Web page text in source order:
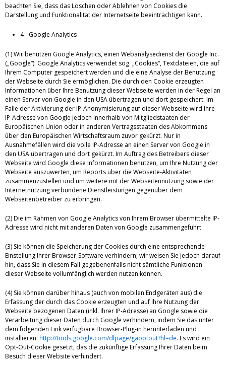
beachten Sie, dass das Löschen oder Ablehnen von Cookies die
Darstellung und Funktionalität der Internetseite beeinträchtigen kann.
4 - Google Analytics
(1) Wir benutzen Google Analytics, einen Webanalysedienst der Google Inc.
(„Google“). Google Analytics verwendet sog. „Cookies“, Textdateien, die auf
Ihrem Computer gespeichert werden und die eine Analyse der Benutzung
der Webseite durch Sie ermöglichen. Die durch den Cookie erzeugten
Informationen über Ihre Benutzung dieser Webseite werden in der Regel an
einen Server von Google in den USA übertragen und dort gespeichert. Im
Falle der Aktivierung der IP-Anonymisierung auf dieser Webseite wird Ihre
IP-Adresse von Google jedoch innerhalb von Mitgliedstaaten der
Europäischen Union oder in anderen Vertragsstaaten des Abkommens
über den Europäischen Wirtschaftsraum zuvor gekürzt. Nur in
Ausnahmefällen wird die volle IP-Adresse an einen Server von Google in
den USA übertragen und dort gekürzt. Im Auftrag des Betreibers dieser
Webseite wird Google diese Informationen benutzen, um Ihre Nutzung der
Webseite auszuwerten, um Reports über die Webseite-Aktivitäten
zusammenzustellen und um weitere mit der Webseitennutzung sowie der
Internetnutzung verbundene Dienstleistungen gegenüber dem
Webseitenbetreiber zu erbringen.
(2) Die im Rahmen von Google Analytics von Ihrem Browser übermittelte IP-
Adresse wird nicht mit anderen Daten von Google zusammengeführt.
(3) Sie können die Speicherung der Cookies durch eine entsprechende
Einstellung Ihrer Browser-Software verhindern; wir weisen Sie jedoch darauf
hin, dass Sie in diesem Fall gegebenenfalls nicht sämtliche Funktionen
dieser Webseite vollumfänglich werden nutzen können.
(4) Sie können darüber hinaus (auch von mobilen Endgeräten aus) die
Erfassung der durch das Cookie erzeugten und auf Ihre Nutzung der
Webseite bezogenen Daten (inkl. Ihrer IP-Adresse) an Google sowie die
Verarbeitung dieser Daten durch Google verhindern, indem Sie das unter
dem folgenden Link verfügbare Browser-Plug-in herunterladen und
installieren: http://tools.google.com/dlpage/gaoptout?hl=de. Es wird ein
Opt-Out-Cookie gesetzt, das die zukünftige Erfassung Ihrer Daten beim
Besuch dieser Website verhindert.